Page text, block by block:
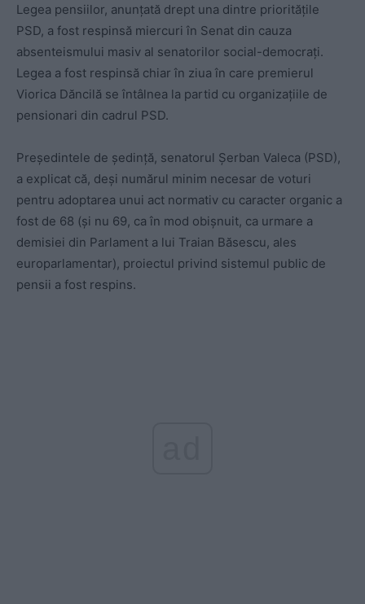
Legea pensiilor, anunțată drept una dintre prioritățile
PSD, a fost respinsă miercuri în Senat din cauza
absenteismului masiv al senatorilor social-democrați.
Legea a fost respinsă chiar în ziua în care premierul
Viorica Dăncilă se întâlnea la partid cu organizațiile de
pensionari din cadrul PSD.
Preşedintele de şedinţă, senatorul Şerban Valeca (PSD),
a explicat că, deşi numărul minim necesar de voturi
pentru adoptarea unui act normativ cu caracter organic a
fost de 68 (şi nu 69, ca în mod obişnuit, ca urmare a
demisiei din Parlament a lui Traian Băsescu, ales
europarlamentar), proiectul privind sistemul public de
pensii a fost respins.